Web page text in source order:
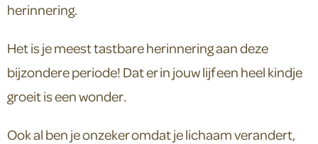
herinnering.
Het is je meest tastbare herinnering aan deze
bijzondere periode! Dat er in jouw lijf een heel kindje
groeit is een wonder.
Ook al ben je onzeker omdat je lichaam verandert,